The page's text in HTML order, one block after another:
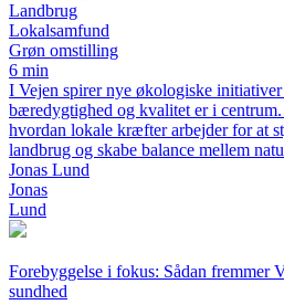
Landbrug
Lokalsamfund
Grøn omstilling
6 min
I Vejen spirer nye økologiske
bæredygtighed og kvalitet er i
hvordan lokale kræfter arbejder for at
landbrug og skabe balance mellem
Jonas Lund
Jonas
Lund
Forebyggelse i fokus: Sådan fremmer
sundhed